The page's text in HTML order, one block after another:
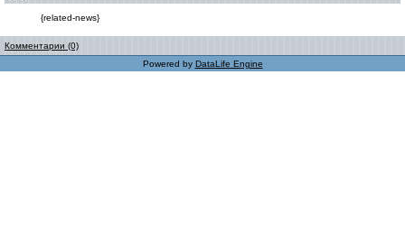
{related-news}
Комментарии (0)
Powered by DataLife Engine